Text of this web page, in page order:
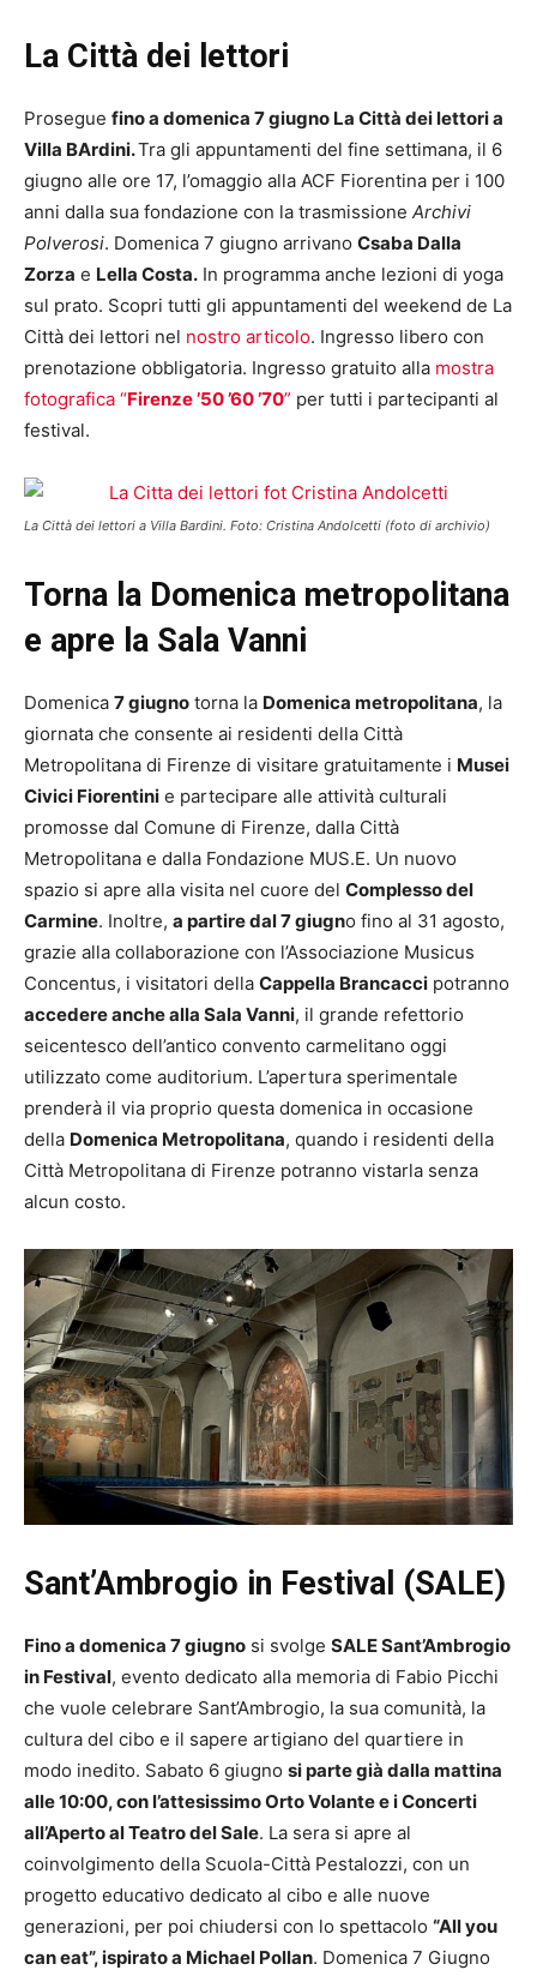
La Città dei lettori
Prosegue fino a domenica 7 giugno La Città dei lettori a
Villa BArdini.Tra gli appuntamenti del fine settimana, il 6
giugno alle ore 17, l’omaggio alla ACF Fiorentina per i 100
anni dalla sua fondazione con la trasmissione Archivi
Polverosi. Domenica 7 giugno arrivano Csaba Dalla
Zorza e Lella Costa. In programma anche lezioni di yoga
sul prato. Scopri tutti gli appuntamenti del weekend de La
Città dei lettori nel nostro articolo. Ingresso libero con
prenotazione obbligatoria. Ingresso gratuito alla mostra
fotografica “Firenze ’50 ’60 ’70” per tutti i partecipanti al
festival.
La Città dei lettori a Villa Bardini. Foto: Cristina Andolcetti (foto di archivio)
Torna la Domenica metropolitana
e apre la Sala Vanni
Domenica 7 giugno torna la Domenica metropolitana, la
giornata che consente ai residenti della Città
Metropolitana di Firenze di visitare gratuitamente i Musei
Civici Fiorentini e partecipare alle attività culturali
promosse dal Comune di Firenze, dalla Città
Metropolitana e dalla Fondazione MUS.E. Un nuovo
spazio si apre alla visita nel cuore del Complesso del
Carmine. Inoltre, a partire dal 7 giugno fino al 31 agosto,
grazie alla collaborazione con l’Associazione Musicus
Concentus, i visitatori della Cappella Brancacci potranno
accedere anche alla Sala Vanni, il grande refettorio
seicentesco dell’antico convento carmelitano oggi
utilizzato come auditorium. L’apertura sperimentale
prenderà il via proprio questa domenica in occasione
della Domenica Metropolitana, quando i residenti della
Città Metropolitana di Firenze potranno vistarla senza
alcun costo.
Sant’Ambrogio in Festival (SALE)
Fino a domenica 7 giugno si svolge SALE Sant’Ambrogio
in Festival, evento dedicato alla memoria di Fabio Picchi
che vuole celebrare Sant’Ambrogio, la sua comunità, la
cultura del cibo e il sapere artigiano del quartiere in
modo inedito. Sabato 6 giugno si parte già dalla mattina
alle 10:00, con l’attesissimo Orto Volante e i Concerti
all’Aperto al Teatro del Sale. La sera si apre al
coinvolgimento della Scuola-Città Pestalozzi, con un
progetto educativo dedicato al cibo e alle nuove
generazioni, per poi chiudersi con lo spettacolo “All you
can eat”, ispirato a Michael Pollan. Domenica 7 Giugno